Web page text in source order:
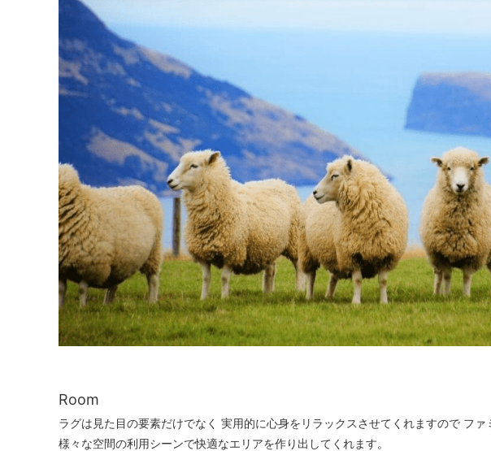
Room
ラグは見た目の要素だけでなく 実用的に心身をリラックスさせてくれますので フ
様々な空間の利用シーンで快適なエリアを作り出してくれます。